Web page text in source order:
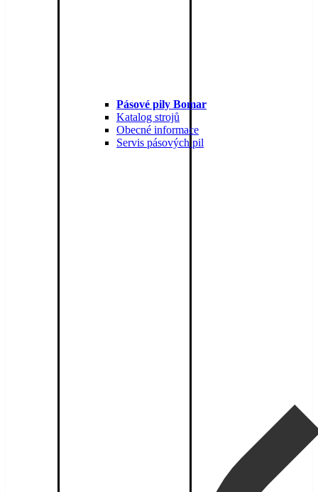
Pásové pily Bomar
Katalog strojů
Obecné informace
Servis pásových pil